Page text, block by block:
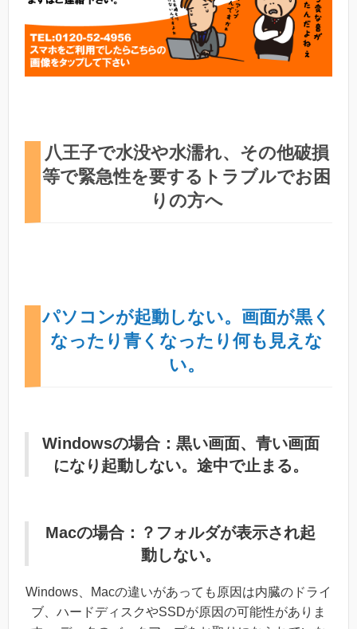
八王子で水没や水濡れ、その他破損
等で緊急性を要するトラブルでお困
りの方へ
パソコンが起動しない。画面が黒く
なったり青くなったり何も見えな
い。
Windowsの場合：黒い画面、青い画面
になり起動しない。途中で止まる。
Macの場合：？フォルダが表示され起
動しない。
Windows、Macの違いがあっても原因は内臓のドライ
ブ、ハードディスクやSSDが原因の可能性がありま